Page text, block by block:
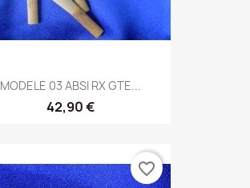
MODELE 03 ABSI RX GTE...
42,90 €
favorite_border